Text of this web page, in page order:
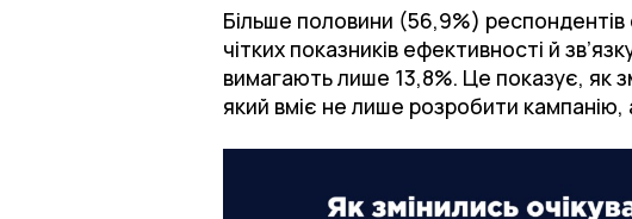
Більше половини (56,9%)
чітких показників ефективності й
вимагають лише 13,8%. Це показує, як
який вміє не лише розробити